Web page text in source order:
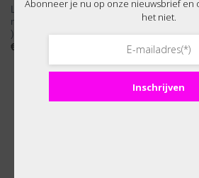
Luca-S 501 borduurgaren 8
meter ( DMC 413 / Anchor 401
)
€
Luca-
meter
€0,65
Abonneer je nu op onze nieuwsbrief en
het niet.
Inschrijven